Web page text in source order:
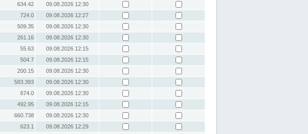
634.42
09.08.2026 12:30
724.0
09.08.2026 12:27
509.35
09.08.2026 12:30
261.16
09.08.2026 12:30
55.63
09.08.2026 12:15
504.7
09.08.2026 12:15
200.15
09.08.2026 12:30
583.393
09.08.2026 12:30
674.0
09.08.2026 12:30
492.95
09.08.2026 12:15
660.738
09.08.2026 12:30
623.1
09.08.2026 12:29